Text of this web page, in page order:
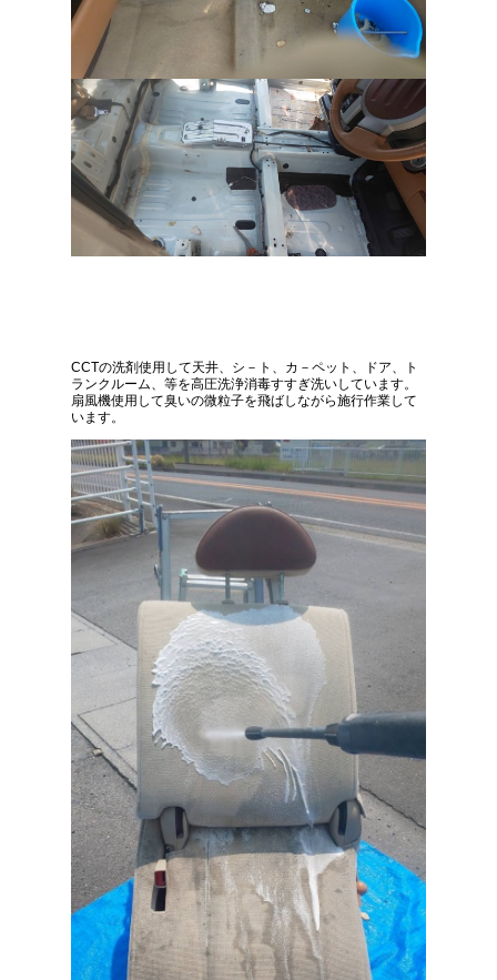
CCTの洗剤使用して天井、シ－ト、カ－ペット、ドア、ト
ランクルーム、等を高圧洗浄消毒すすぎ洗いしています。
扇風機使用して臭いの微粒子を飛ばしながら施行作業して
います。